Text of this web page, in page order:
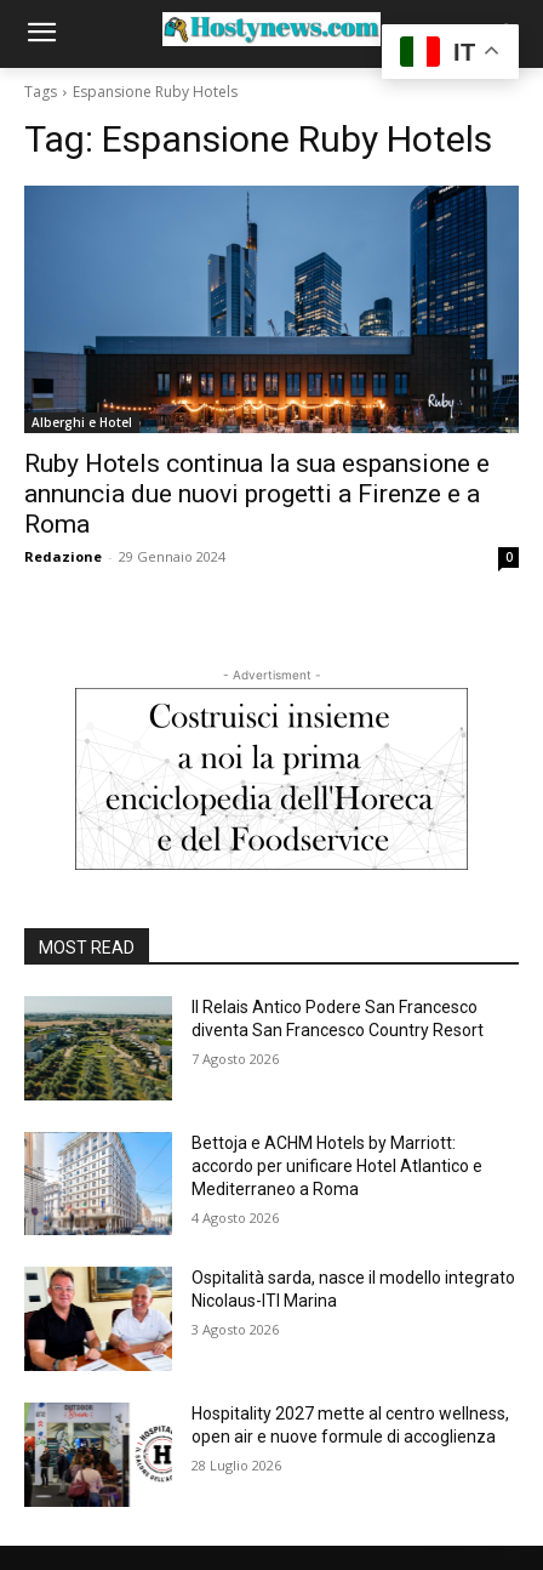
Tags Espansione Ruby Hotels
Tag: Espansione Ruby Hotels
Alberghi e Hotel
Ruby Hotels continua la sua espansione e
annuncia due nuovi progetti a Firenze e a
Roma
Redazione - 29 Gennaio 2024 0
- Advertisment -
MOST READ
Il Relais Antico Podere San Francesco
diventa San Francesco Country Resort
7 Agosto 2026
Bettoja e ACHM Hotels by Marriott:
accordo per unificare Hotel Atlantico e
Mediterraneo a Roma
4 Agosto 2026
Ospitalità sarda, nasce il modello integrato
Nicolaus-ITI Marina
3 Agosto 2026
Hospitality 2027 mette al centro wellness,
open air e nuove formule di accoglienza
28 Luglio 2026
IT